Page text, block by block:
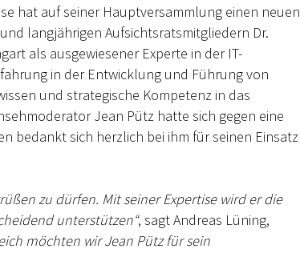
hat auf seiner Hauptversammlung einen neuen
langjährigen Aufsichtsratsmitgliedern Dr.
als ausgewiesener Experte in der IT-
in der Entwicklung und Führung von
und strategische Kompetenz in das
Jean Pütz hatte sich gegen eine
bedankt sich herzlich bei ihm für seinen Einsatz
zu dürfen. Mit seiner Expertise wird er die
unterstützen“, sagt Andreas Lüning,
möchten wir Jean Pütz für sein